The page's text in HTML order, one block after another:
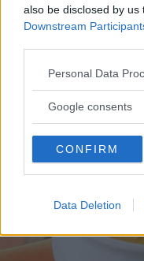
also be disclosed by
Downstream
Please note that this
not limited to your visit
use your data for
consent section.
Personal Data
Google consents
CONFIRM
Data Deletion
di vegetali
peperoni,
tutto insieme e
per la pasta o una